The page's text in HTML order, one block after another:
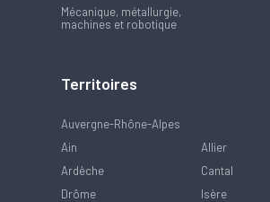
Mécanique, métallurgie,
machines et robotique
Territoires
Auvergne-Rhône-Alpes
Ain
Allier
Ardèche
Cantal
Drôme
Isère